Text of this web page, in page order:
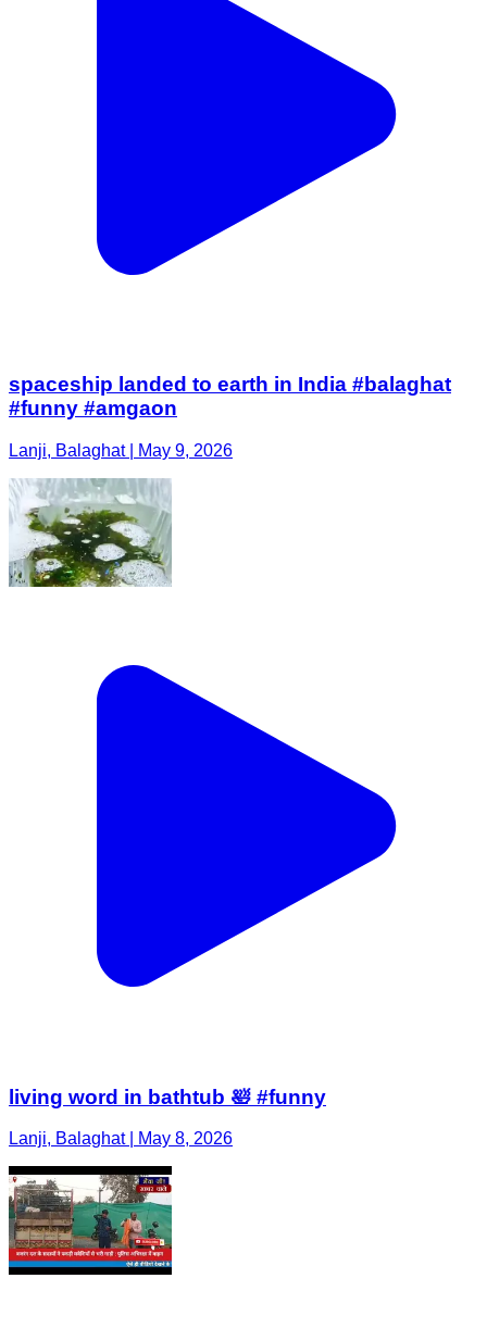
spaceship landed to earth in India #balaghat
#funny #amgaon
Lanji, Balaghat | May 9, 2026
living word in bathtub 🛀 #funny
Lanji, Balaghat | May 8, 2026